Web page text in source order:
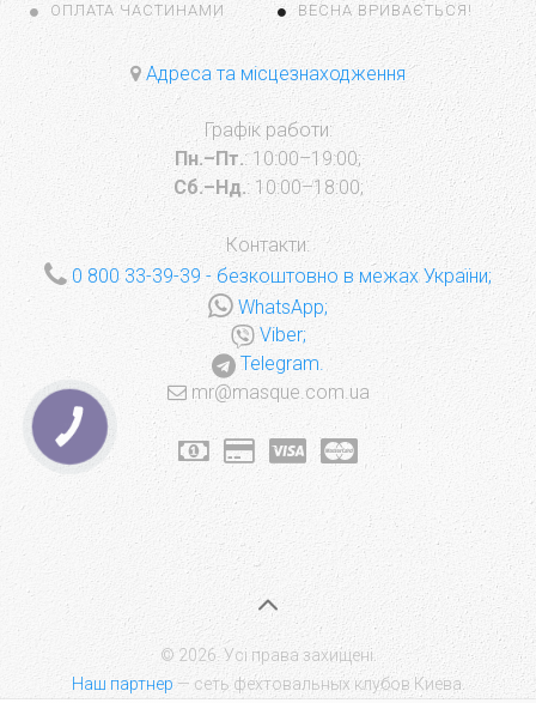
ОПЛАТА ЧАСТИНАМИ ВЕСНА ВРИВАЄТЬСЯ!
Адреса та місцезнаходження
Графік работи:
Пн.–Пт.: 10:00–19:00;
Сб.–Нд.: 10:00–18:00;
Контакти:
0 800 33-39-39 - безкоштовно в межах України;
WhatsApp;
Viber;
Telegram.
mr@masque.com.ua
© 2026. Усі права захищені.
Наш партнер — сеть фехтовальных клубов Киева.
КНОПКА
ЗВ'ЯЗКУ